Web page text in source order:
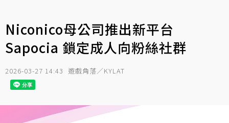
Niconico母公司推出新平台
Sapocia 鎖定成人向粉絲社群
2026-03-27 14:43 遊戲角落／KYLAT